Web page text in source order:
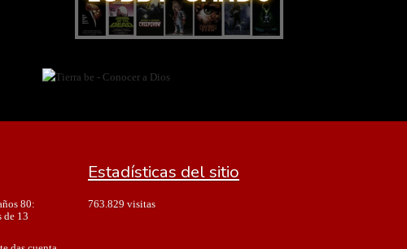
80:
de 13
Estadísticas del sitio
763.829 visitas